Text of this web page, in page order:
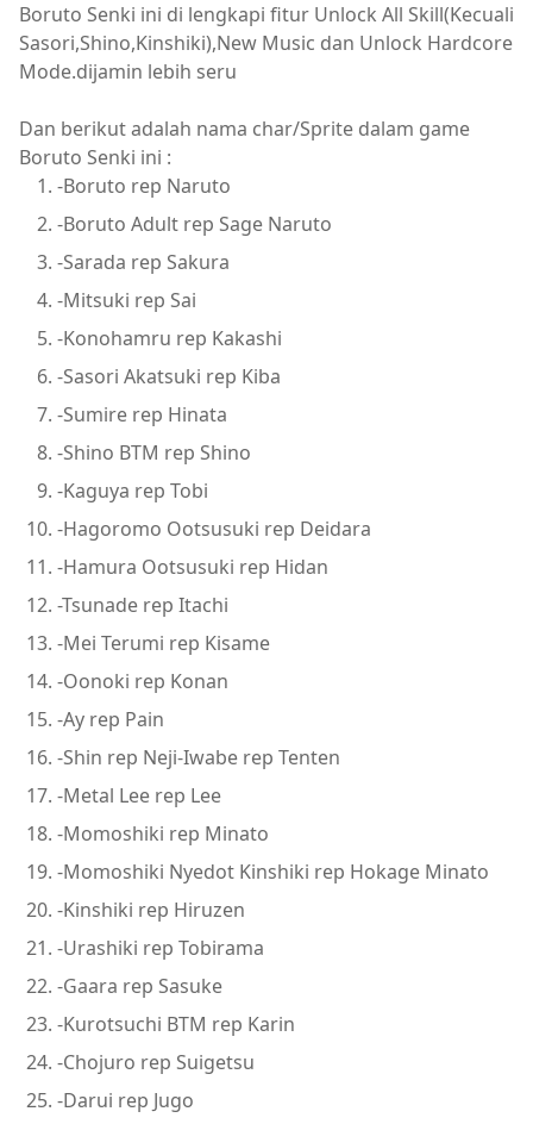
Boruto Senki ini di lengkapi fitur Unlock All Skill(Kecuali
Sasori,Shino,Kinshiki),New Music dan Unlock Hardcore
Mode.dijamin lebih seru
Dan berikut adalah nama char/Sprite dalam game
Boruto Senki ini :
-Boruto rep Naruto
-Boruto Adult rep Sage Naruto
-Sarada rep Sakura
-Mitsuki rep Sai
-Konohamru rep Kakashi
-Sasori Akatsuki rep Kiba
-Sumire rep Hinata
-Shino BTM rep Shino
-Kaguya rep Tobi
-Hagoromo Ootsusuki rep Deidara
-Hamura Ootsusuki rep Hidan
-Tsunade rep Itachi
-Mei Terumi rep Kisame
-Oonoki rep Konan
-Ay rep Pain
-Shin rep Neji-Iwabe rep Tenten
-Metal Lee rep Lee
-Momoshiki rep Minato
-Momoshiki Nyedot Kinshiki rep Hokage Minato
-Kinshiki rep Hiruzen
-Urashiki rep Tobirama
-Gaara rep Sasuke
-Kurotsuchi BTM rep Karin
-Chojuro rep Suigetsu
-Darui rep Jugo